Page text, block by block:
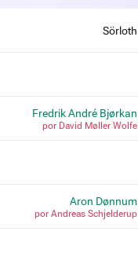
Sörloth
Fredrik André Bjørkan
por David Møller Wolfe
Aron Dønnum
por Andreas Schjelderup